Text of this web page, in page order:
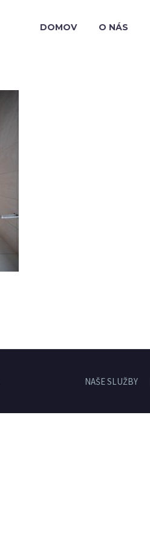
DOMOV O NÁS
NAŠE SLUŽBY